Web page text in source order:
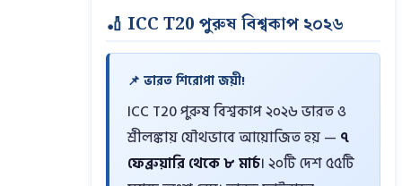
🏏 ICC T20 পুরুষ বিশ্বকাপ ২০২৬
📌 ভারত শিরোপা জয়ী!
ICC T20 পুরুষ বিশ্বকাপ ২০২৬ ভারত ও
শ্রীলঙ্কায় যৌথভাবে আয়োজিত হয় — ৭
ফেব্রুয়ারি থেকে ৮ মার্চ। ২০টি দেশ ৫৫টি